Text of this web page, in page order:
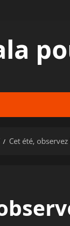
Cet été,